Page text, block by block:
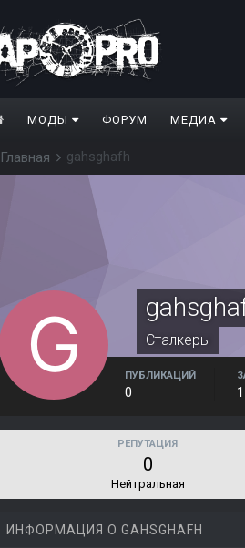
МОДЫ ФОРУМ МЕДИА
Главная gahsghafh
Сталкеры
ПУБЛИКАЦИЙ
0
РЕПУТАЦИЯ
0
Нейтральная
ИНФОРМАЦИЯ О GAHSGHAFH